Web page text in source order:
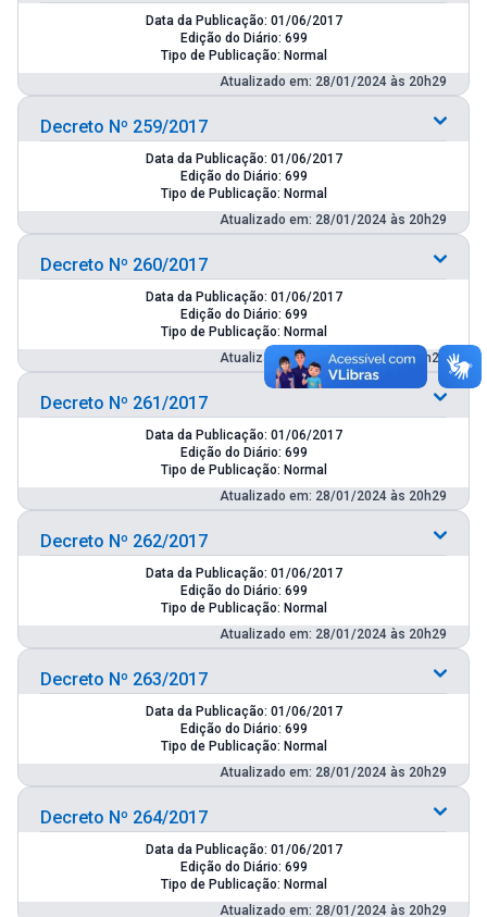
Data da Publicação: 01/06/2017
Edição do Diário: 699
Tipo de Publicação: Normal
Atualizado em: 28/01/2024 às 20h29
Decreto Nº 259/2017
Data da Publicação: 01/06/2017
Edição do Diário: 699
Tipo de Publicação: Normal
Atualizado em: 28/01/2024 às 20h29
Decreto Nº 260/2017
Data da Publicação: 01/06/2017
Edição do Diário: 699
Tipo de Publicação: Normal
Atualizado em: 28/01/2024 às 20h29
Decreto Nº 261/2017
Data da Publicação: 01/06/2017
Edição do Diário: 699
Tipo de Publicação: Normal
Atualizado em: 28/01/2024 às 20h29
Decreto Nº 262/2017
Data da Publicação: 01/06/2017
Edição do Diário: 699
Tipo de Publicação: Normal
Atualizado em: 28/01/2024 às 20h29
Decreto Nº 263/2017
Data da Publicação: 01/06/2017
Edição do Diário: 699
Tipo de Publicação: Normal
Atualizado em: 28/01/2024 às 20h29
Decreto Nº 264/2017
Data da Publicação: 01/06/2017
Edição do Diário: 699
Tipo de Publicação: Normal
Atualizado em: 28/01/2024 às 20h29